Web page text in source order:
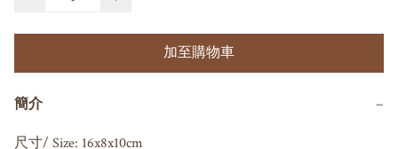
加至購物車
簡介 −
尺寸/ Size: 16x8x10cm